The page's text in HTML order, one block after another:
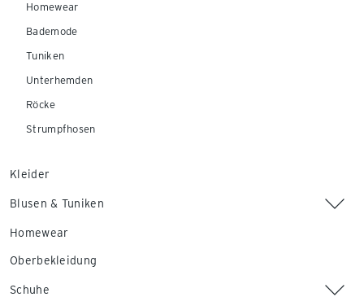
Homewear
Bademode
Tuniken
Unterhemden
Röcke
Strumpfhosen
Kleider
Blusen & Tuniken
Homewear
Oberbekleidung
Schuhe